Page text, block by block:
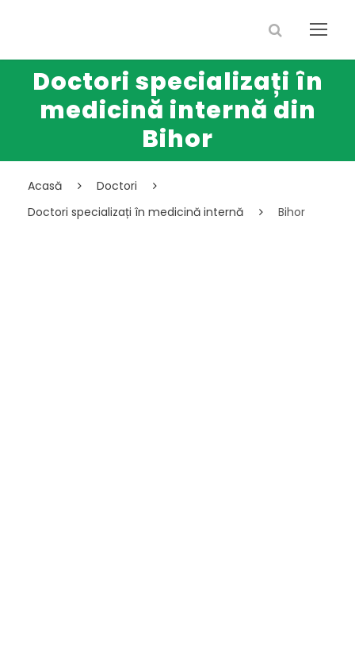
Doctori specializați în
medicină internă din
Bihor
Acasă
Doctori
Doctori specializați în medicină internă
Bihor